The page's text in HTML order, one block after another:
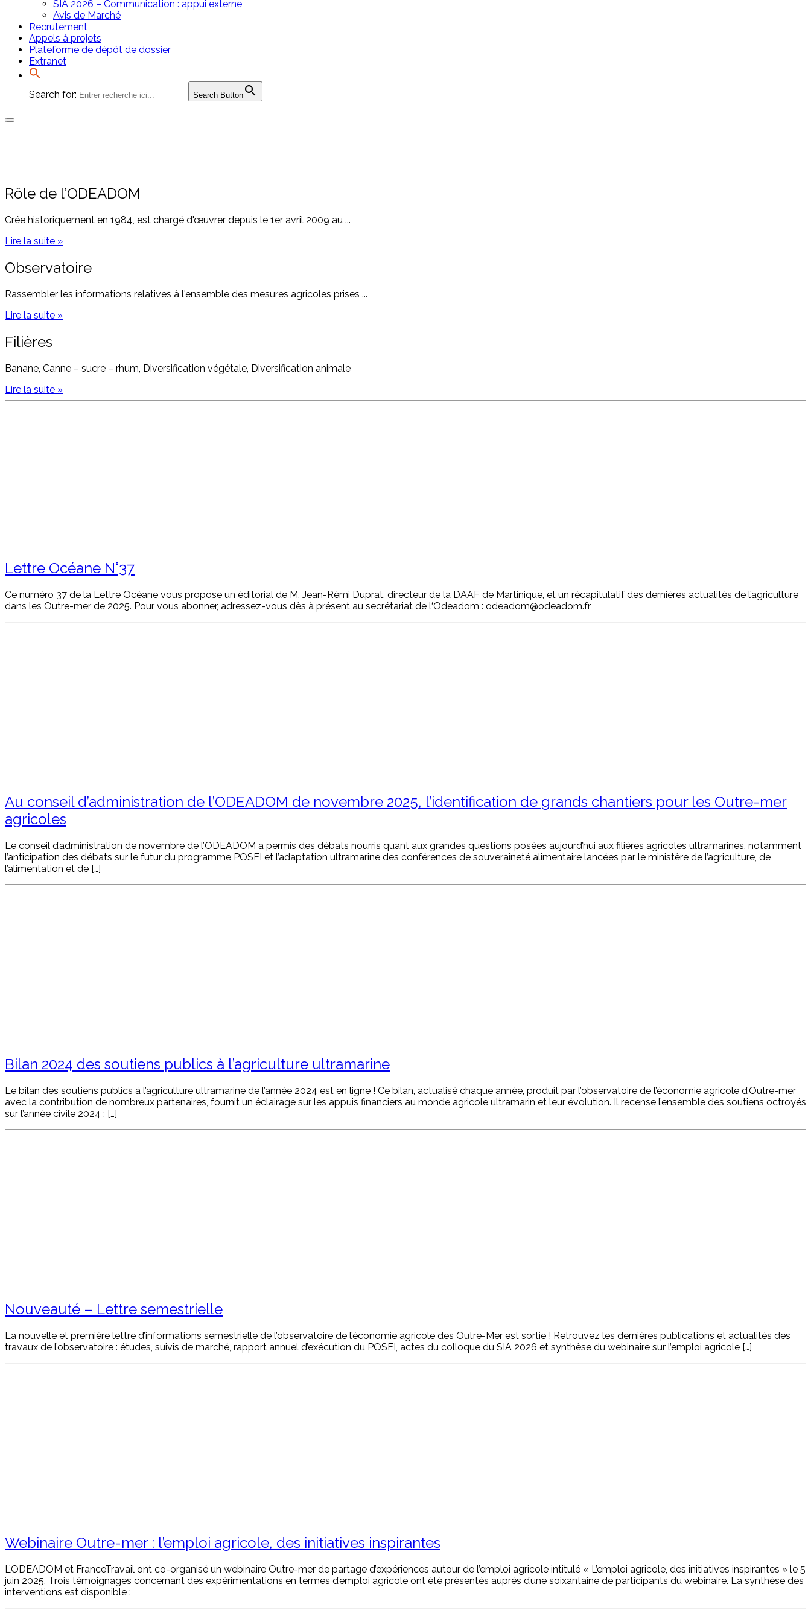
SIA 2026 – Communication : appui externe
Avis de Marché
Recrutement
Appels à projets
Plateforme de dépôt de dossier
Extranet
Search for: Search Button
Rôle de l’ODEADOM
Crée historiquement en 1984, est chargé d'œuvrer depuis le 1er avril 2009 au ...
Lire la suite »
Observatoire
Rassembler les informations relatives à l'ensemble des mesures agricoles prises ...
Lire la suite »
Filières
Banane, Canne – sucre – rhum, Diversification végétale, Diversification animale
Lire la suite »
Lettre Océane N°37
Ce numéro 37 de la Lettre Océane vous propose un éditorial de M. Jean-Rémi Duprat, directeur de la DAAF de Martinique, et un récapitulatif des dernières actualités de l’agriculture
dans les Outre-mer de 2025. Pour vous abonner, adressez-vous dès à présent au secrétariat de l‘Odeadom : odeadom@odeadom.fr
Au conseil d’administration de l’ODEADOM de novembre 2025, l’identification de grands chantiers pour les Outre-mer
agricoles
Le conseil d’administration de novembre de l’ODEADOM a permis des débats nourris quant aux grandes questions posées aujourd’hui aux filières agricoles ultramarines, notamment
l’anticipation des débats sur le futur du programme POSEI et l’adaptation ultramarine des conférences de souveraineté alimentaire lancées par le ministère de l’agriculture, de
l’alimentation et de […]
Bilan 2024 des soutiens publics à l’agriculture ultramarine
Le bilan des soutiens publics à l’agriculture ultramarine de l’année 2024 est en ligne ! Ce bilan, actualisé chaque année, produit par l’observatoire de l’économie agricole d’Outre-mer
avec la contribution de nombreux partenaires, fournit un éclairage sur les appuis financiers au monde agricole ultramarin et leur évolution. Il recense l’ensemble des soutiens octroyés
sur l’année civile 2024 : […]
Nouveauté – Lettre semestrielle
La nouvelle et première lettre d’informations semestrielle de l’observatoire de l’économie agricole des Outre-Mer est sortie ! Retrouvez les dernières publications et actualités des
travaux de l’observatoire : études, suivis de marché, rapport annuel d’exécution du POSEI, actes du colloque du SIA 2026 et synthèse du webinaire sur l’emploi agricole […]
Webinaire Outre-mer : l’emploi agricole, des initiatives inspirantes
L’ODEADOM et FranceTravail ont co-organisé un webinaire Outre-mer de partage d’expériences autour de l’emploi agricole intitulé « L’emploi agricole, des initiatives inspirantes » le 5
juin 2025. Trois témoignages concernant des expérimentations en termes d’emploi agricole ont été présentés auprès d’une soixantaine de participants du webinaire. La synthèse des
interventions est disponible :